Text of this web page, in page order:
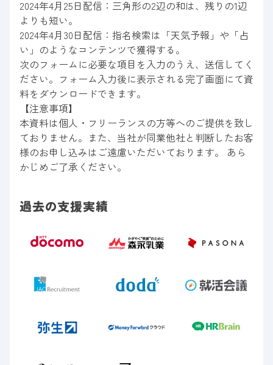
2024年4月25日配信：三角形の2辺の和は、残りの1辺
よりも短い。
2024年4月30日配信：指名検索は「天気予報」や「占
い」のようなコンテンツで獲得する。
次のフォームに必要な項目を入力のうえ、送信してく
ださい。フォーム入力後に表示される完了画面にて資
料をダウンロードできます。
【注意事項】
本資料は個人・フリーランスの方等へのご提供を致し
ておりません。また、当社が同業他社と判断したお客
様のお申し込みはご遠慮いただいております。 あら
かじめご了承ください。
過去の支援実績